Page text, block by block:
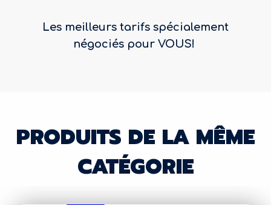
Les meilleurs tarifs spécialement
négociés pour VOUS!
PRODUITS DE LA MÊME
CATÉGORIE